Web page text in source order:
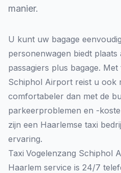
manier.
U kunt uw bagage
personenwagen biedt plaats
passagiers plus bagage.
Schiphol Airport reist u ook
comfortabeler dan met de
parkeerproblemen en -
zijn een Haarlemse taxi
ervaring.
Taxi Vogelenzang Schiphol
Haarlem service is 24/7